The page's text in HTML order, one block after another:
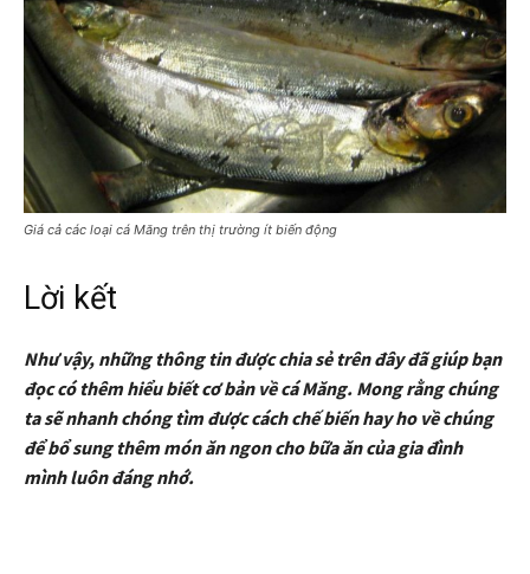
Giá cả các loại cá Măng trên thị trường ít biến động
Lời kết
Như vậy, những thông tin được chia sẻ trên đây đã giúp bạn
đọc có thêm hiểu biết cơ bản về cá Măng. Mong rằng chúng
ta sẽ nhanh chóng tìm được cách chế biến hay ho về chúng
để bổ sung thêm món ăn ngon cho bữa ăn của gia đình
mình luôn đáng nhớ.